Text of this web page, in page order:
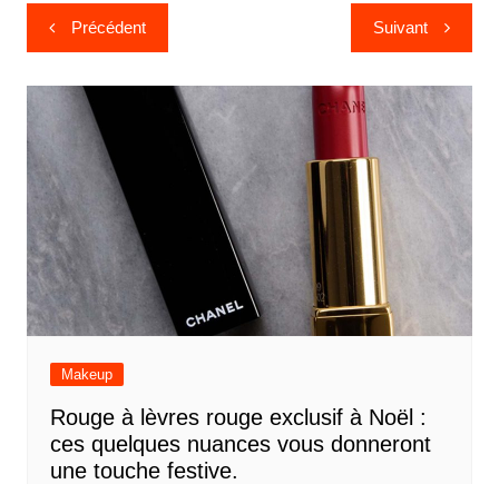
Navigation
de
l’article
Précédent Suivant
Makeup
Rouge à lèvres rouge exclusif à Noël :
ces quelques nuances vous donneront
une touche festive.